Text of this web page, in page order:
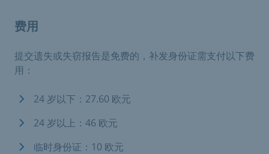
费用
提交遗失或失窃报告是免费的，补发身份证需支付以下费
用：
24 岁以下：27.60 欧元
24 岁以上：46 欧元
临时身份证：10 欧元